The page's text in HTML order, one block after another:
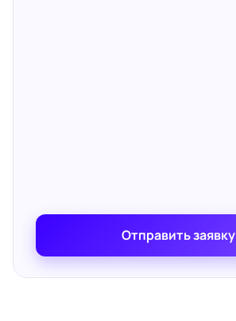
Отправить заявку